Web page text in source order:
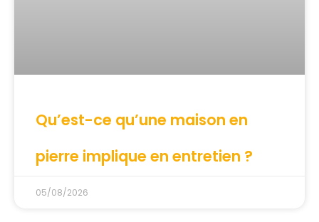
Qu’est-ce qu’une maison en
pierre implique en entretien ?
05/08/2026